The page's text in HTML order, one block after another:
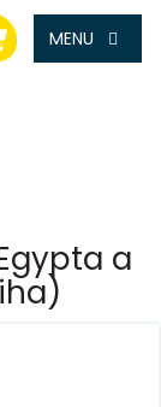
NÁKUPNÍ
KOŠÍK
a